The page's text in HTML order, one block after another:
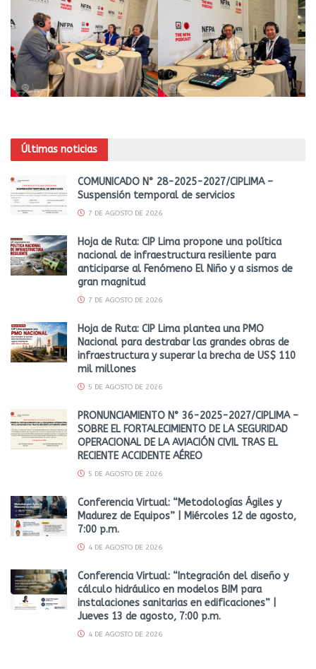
Últimas noticias
COMUNICADO N° 28-2025-2027/CIPLIMA –
Suspensión temporal de servicios
7 DE AGOSTO DE 2026
Hoja de Ruta: CIP Lima propone una política
nacional de infraestructura resiliente para
anticiparse al Fenómeno El Niño y a sismos de
gran magnitud
7 DE AGOSTO DE 2026
Hoja de Ruta: CIP Lima plantea una PMO
Nacional para destrabar las grandes obras de
infraestructura y superar la brecha de US$ 110
mil millones
5 DE AGOSTO DE 2026
PRONUNCIAMIENTO N° 36-2025-2027/CIPLIMA –
SOBRE EL FORTALECIMIENTO DE LA SEGURIDAD
OPERACIONAL DE LA AVIACIÓN CIVIL TRAS EL
RECIENTE ACCIDENTE AÉREO
5 DE AGOSTO DE 2026
Conferencia Virtual: “Metodologías Ágiles y
Madurez de Equipos” | Miércoles 12 de agosto,
7:00 p.m.
4 DE AGOSTO DE 2026
Conferencia Virtual: “Integración del diseño y
cálculo hidráulico en modelos BIM para
instalaciones sanitarias en edificaciones” |
Jueves 13 de agosto, 7:00 p.m.
4 DE AGOSTO DE 2026